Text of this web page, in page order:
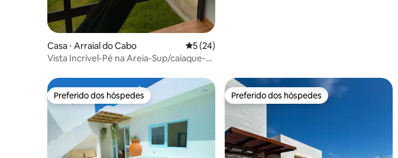
Casa ⋅ Arraial do Cabo 5 de uma avaliação média de 5, 24 avaliações
5 (24)
Vista Incrível-Pé na Areia-Sup/caiaque-
Preferido dos hóspedes
Preferido dos hóspedes Preferido dos hóspedes
Preferido dos hóspedes